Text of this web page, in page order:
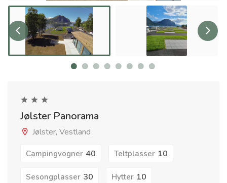
Jølster Panorama
Jølster, Vestland
Campingvogner 40 Teltplasser 10
Sesongplasser 30 Hytter 10